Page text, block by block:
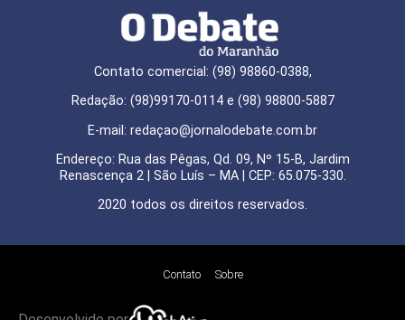
Contato comercial: (98) 98860-0388,
Redação: (98)99170-0114 e (98) 98800-5887
E-mail: redaçao@jornalodebate.com.br
Endereço: Rua das Pêgas, Qd. 09, Nº 15-B, Jardim
Renascença 2 | São Luís – MA | CEP: 65.075-330.
2020 todos os direitos reservados.
Contato Sobre